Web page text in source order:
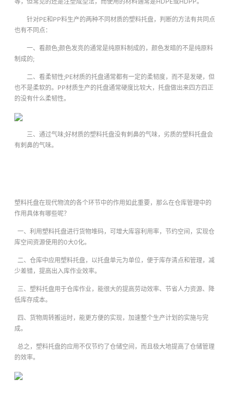
针对PE和PP料生产的两种不同材质的塑料托盘，判断的方法有共同点
也有不同点：
一、看颜色;颜色发亮的通常是纯原料制成的，颜色发暗的不是纯原料
制成的;
二、看柔韧性;PE材质的托盘通常都有一定的柔韧度，而不是发硬，但
也不是柔软的。PP材质生产的托盘通常硬度比较大，托盘做出来四方四正
的没有什么柔韧性。
三、通过气味;好材质的塑料托盘没有刺鼻的气味，劣质的塑料托盘会
有刺鼻的气味。
塑料托盘在现代物流的各个环节中的作用如此重要，那么在仓库管理中的
作用具体有哪些呢？
一、利用塑料托盘进行货物堆码，可增大库容利用率，节约空间，实现仓
库空间资源使用的0大0化。
二、仓库中应用塑料托盘，以托盘单元为单位，便于库存清点和管理，减
少差错，提高出入库作业效率。
三、塑料托盘用于仓库作业，能很大的提高劳动效率、节省人力资源、降
低库存成本。
四、货物周转搬运时，能更方便的实现，加速整个生产计划的实施与完
成。
总之，塑料托盘的应用不仅节约了仓储空间，而且极大地提高了仓储管理
的效率。